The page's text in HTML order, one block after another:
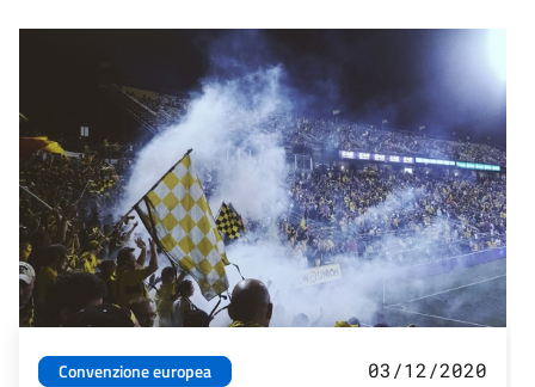
Convenzione europea
03/12/2020